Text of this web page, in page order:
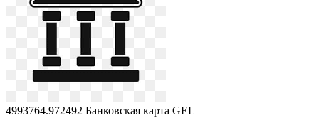
4993764.972492 Банковская карта GEL